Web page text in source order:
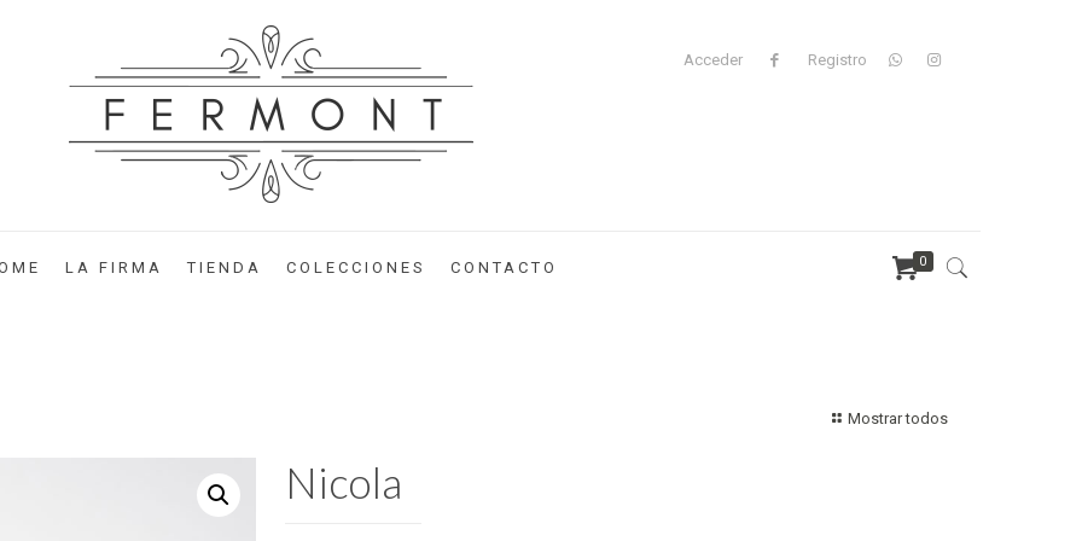
LA FIRMA TIENDA COLECCIONES CONTACTO
Acceder Registro
0
Mostrar todos
Nicola